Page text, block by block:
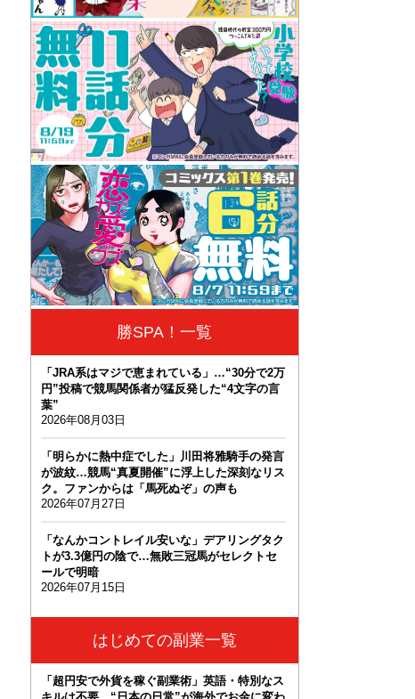
勝SPA！一覧
「JRA系はマジで恵まれている」…“30分で2万
円”投稿で競馬関係者が猛反発した“4文字の言
葉”
2026年08月03日
「明らかに熱中症でした」川田将雅騎手の発言
が波紋…競馬“真夏開催”に浮上した深刻なリス
ク。ファンからは「馬死ぬぞ」の声も
2026年07月27日
「なんかコントレイル安いな」デアリングタク
トが3.3億円の陰で…無敗三冠馬がセレクトセ
ールで明暗
2026年07月15日
はじめての副業一覧
「超円安で外貨を稼ぐ副業術」英語・特別なス